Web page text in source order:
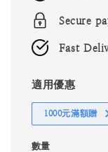
Secure
Fast
適用優惠
1000元滿額贈
數量